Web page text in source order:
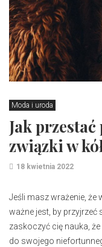
Moda i uroda
Jak przestać
związki w
18 kwietnia 2022
Jeśli masz wrażenie, że
ważne jest, by przyjrzeć
zaskoczyć cię nauka,
do swojego